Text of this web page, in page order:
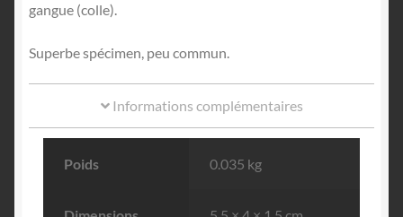
gangue (colle).
Superbe spécimen, peu commun.
Informations complémentaires
Poids 0.035 kg